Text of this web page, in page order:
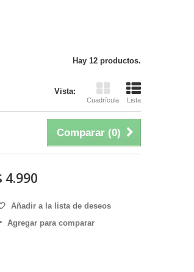
Hay 12 productos.
Vista:
Cuadrícula Lista
Comparar (0)
4.990
Añadir a la lista de deseos
Agregar para comparar